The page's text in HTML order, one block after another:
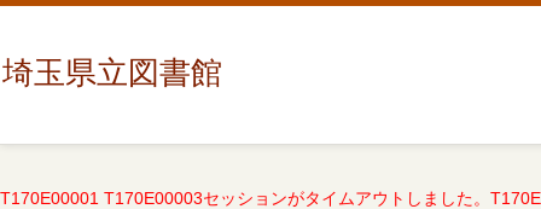
埼玉県立図書館
T170E00001 T170E00003セッションがタイムアウトしました。